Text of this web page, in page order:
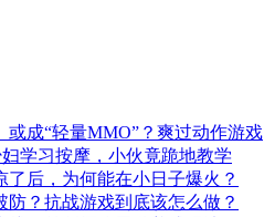
成“轻量MMO”？爽过动作游戏
学习按摩，小伙竟跪地教学
后，为何能在小日子爆火？
？抗战游戏到底该怎么做？